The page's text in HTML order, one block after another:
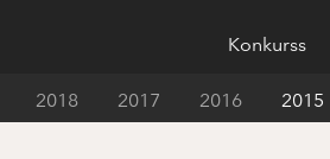
Konkurss
2018 2017 2016 2015